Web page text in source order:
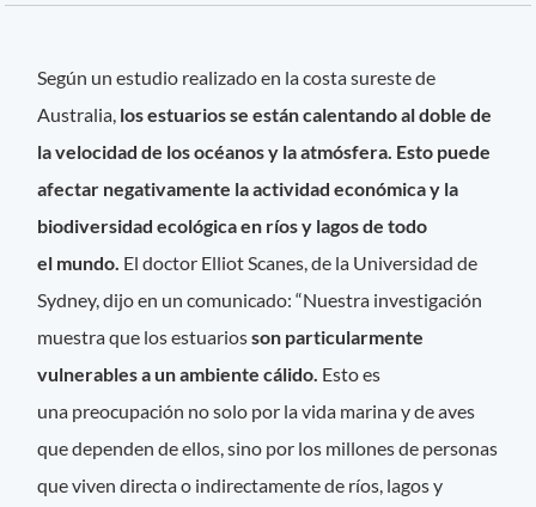
Según un estudio realizado en la costa sureste de
Australia, los estuarios se están calentando al doble de
la velocidad de los océanos y la atmósfera. Esto puede
afectar negativamente la actividad económica y la
biodiversidad ecológica en ríos y lagos de todo
el mundo. El doctor Elliot Scanes, de la Universidad de
Sydney, dijo en un comunicado: “Nuestra investigación
muestra que los estuariosson particularmente
vulnerables a un ambiente cálido. Esto es
una preocupación no solo por la vida marina y de aves
que dependen de ellos, sino por los millones de personas
que viven directa o indirectamente de ríos, lagos y